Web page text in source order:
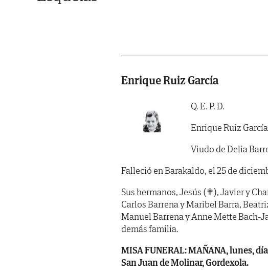
Enrique Ruiz García
Q. E. P. D.
Enrique Ruiz García
Viudo de Delia
Falleció en Barakaldo, el 25 de
Sus hermanos, Jesús (✟), Javier y
Carlos Barrena y Maribel Barra,
Manuel Barrena y Anne Mette Bach-
demás familia.
MISA FUNERAL: MAÑANA, lunes,
San Juan de Molinar, Gordexola.